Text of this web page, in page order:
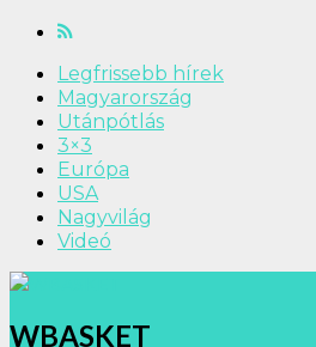
Legfrissebb hírek
Magyarország
Utánpótlás
3×3
Európa
USA
Nagyvilág
Videó
WBASKET